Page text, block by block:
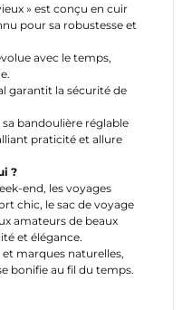
» est conçu en cuir
pour sa robustesse et
avec le temps,
garantit la sécurité de
bandoulière réglable
praticité et allure
?
end, les voyages
chic, le sac de voyage
amateurs de beaux
et élégance.
et marques naturelles,
bonifie au fil du temps.